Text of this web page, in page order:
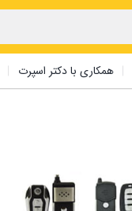
همکاری با دکتر اسپرت